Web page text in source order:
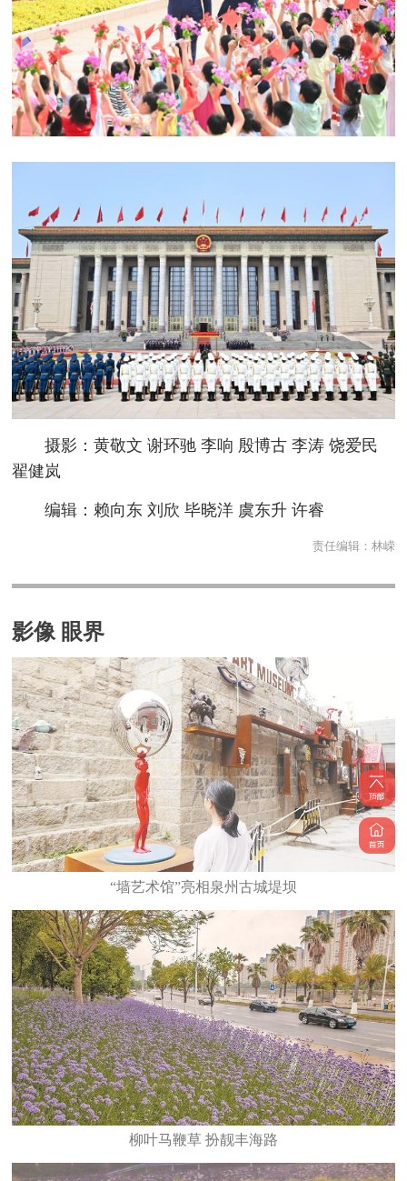
摄影：黄敬文 谢环驰 李响 殷博古 李涛 饶爱民
翟健岚
编辑：赖向东 刘欣 毕晓洋 虞东升 许睿
责任编辑： 林嵘
影像 眼界
“墙艺术馆”亮相泉州古城堤坝
柳叶马鞭草 扮靓丰海路